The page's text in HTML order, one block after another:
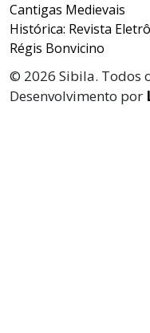
Cantigas Medievais
Histórica: Revista
Régis Bonvicino
© 2026 Sibila. Todos
Desenvolvimento por